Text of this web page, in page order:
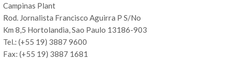
Campinas Plant
Rod. Jornalista Francisco Aguirra P S/No
Km 8,5 Hortolandia, Sao Paulo 13186-903
Tel.: (+55 19) 3887 9600
Fax: (+55 19) 3887 1681